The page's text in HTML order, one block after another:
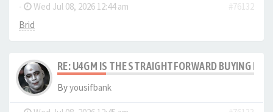
- Wed Jul 08, 2026 12:44 am
#76132
Brid
RE: U4GM IS THE STRAIGHTFORWARD BUYING
Byyousifbank